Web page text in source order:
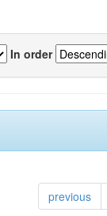
In order
previous